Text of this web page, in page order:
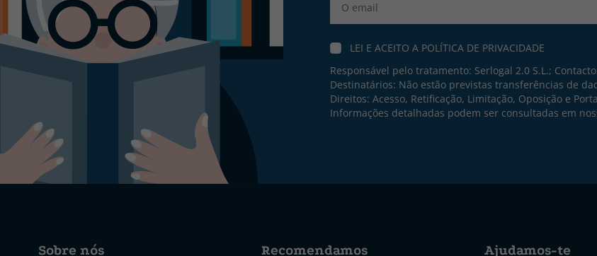
LEI E ACEITO A POLÍTICA DE PRIVACIDADE
Responsável pelo tratamento: Serlogal 2.0 S.L.;
Destinatários: Não estão previstas transferências de
Direitos: Acesso, Retificação, Limitação, Oposição e
Informações detalhadas podem ser consultadas em
Sobre nós Recomendamos Ajudamos-te